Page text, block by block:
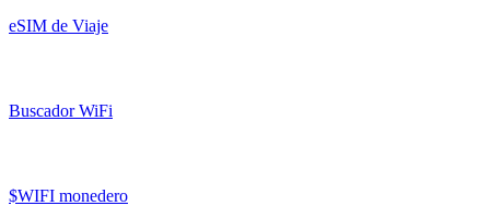
eSIM de Viaje
Buscador WiFi
$WIFI monedero